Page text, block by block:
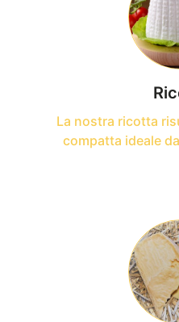
La nostra ricotta
compatta ideale